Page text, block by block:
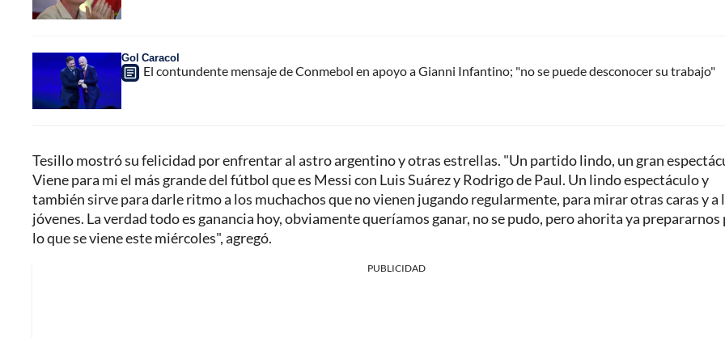
Gol Caracol
El contundente mensaje de Conmebol en apoyo a Gianni Infantino; "no se puede desconocer su trabajo"
Tesillo mostró su felicidad por enfrentar al astro argentino y otras estrellas. "Un partido lindo, un gran
Viene para mi el más grande del fútbol que es Messi con Luis Suárez y Rodrigo de Paul. Un lindo espectáculo y
también sirve para darle ritmo a los muchachos que no vienen jugando regularmente, para mirar otras caras y a
jóvenes. La verdad todo es ganancia hoy, obviamente queríamos ganar, no se pudo, pero ahorita ya prepararnos
lo que se viene este miércoles", agregó.
PUBLICIDAD